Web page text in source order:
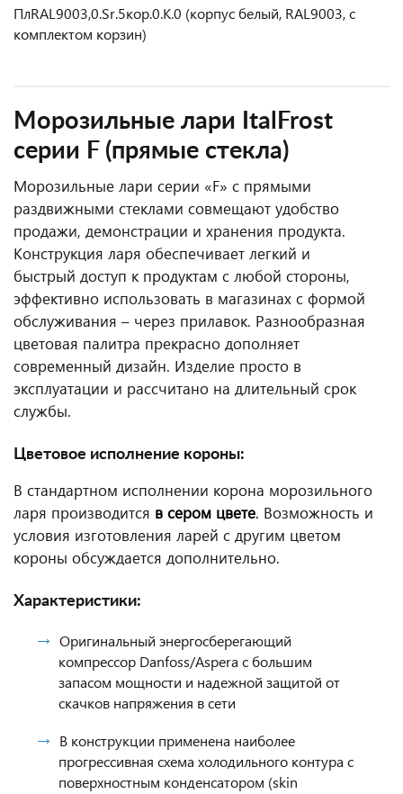
ПлRAL9003,0.Sr.5кор.0.K.0 (корпус белый, RAL9003, с
комплектом корзин)
Морозильные лари ItalFrost
серии F (прямые стекла)
Морозильные лари серии «F» с прямыми
раздвижными стеклами совмещают удобство
продажи, демонстрации и хранения продукта.
Конструкция ларя обеспечивает легкий и
быстрый доступ к продуктам с любой стороны,
эффективно использовать в магазинах с формой
обслуживания – через прилавок. Разнообразная
цветовая палитра прекрасно дополняет
современный дизайн. Изделие просто в
эксплуатации и рассчитано на длительный срок
службы.
Цветовое исполнение короны:
В стандартном исполнении корона морозильного
ларя производится в сером цвете. Возможность и
условия изготовления ларей с другим цветом
короны обсуждается дополнительно.
Характеристики:
Оригинальный энергосберегающий
компрессор Danfoss/Aspera с большим
запасом мощности и надежной защитой от
скачков напряжения в сети
В конструкции применена наиболее
прогрессивная схема холодильного контура с
поверхностным конденсатором (skin